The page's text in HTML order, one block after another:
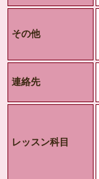
その他
連絡先
レッスン科目